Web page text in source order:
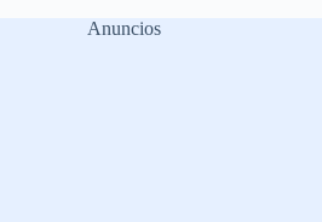
Anuncios